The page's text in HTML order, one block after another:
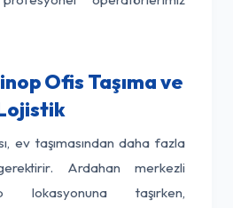
Ofis Taşıma ve
ev taşımasından daha fazla
Ardahan merkezli
lokasyonuna taşırken,